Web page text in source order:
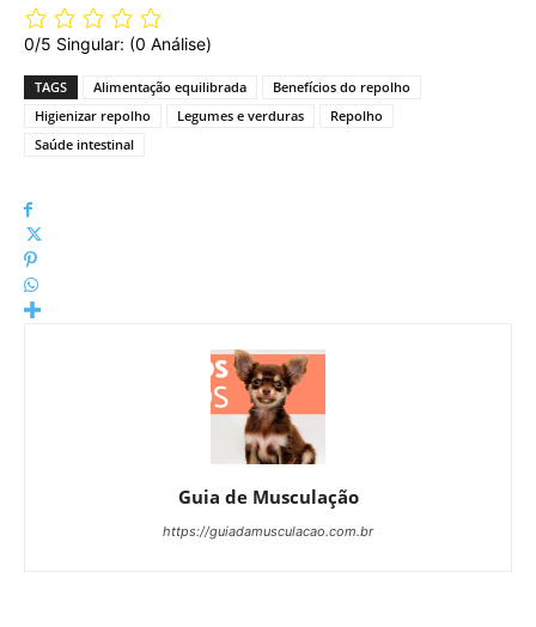
0/5 Singular: (0 Análise)
TAGS Alimentação equilibrada
Benefícios do repolho
Higienizar repolho
Legumes e verduras
Repolho
Saúde intestinal
Guia de Musculação
https://guiadamusculacao.com.br